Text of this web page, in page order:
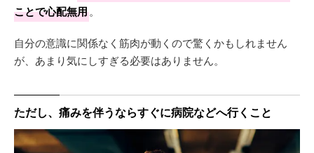
ことで心配無用。
自分の意識に関係なく筋肉が動くので驚くかもしれません
が、あまり気にしすぎる必要はありません。
ただし、痛みを伴うならすぐに病院などへ行くこと